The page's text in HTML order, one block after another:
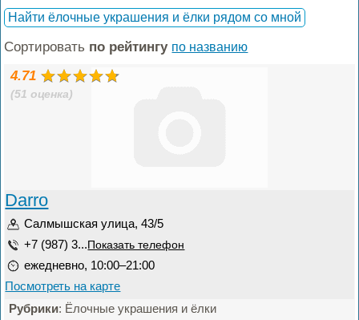
Найти ёлочные украшения и ёлки рядом со мной
Сортировать по рейтингу по названию
4.71
(51 оценка)
Darro
Салмышская улица, 43/5
+7 (987) 3... Показать телефон
ежедневно, 10:00–21:00
Посмотреть на карте
Рубрики: Ёлочные украшения и ёлки